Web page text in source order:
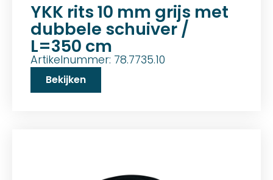
YKK rits 10 mm grijs met
dubbele schuiver /
L=350 cm
Artikelnummer: 78.7735.10
Bekijken